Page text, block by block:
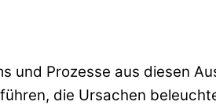
und Prozesse aus diesen
die Ursachen